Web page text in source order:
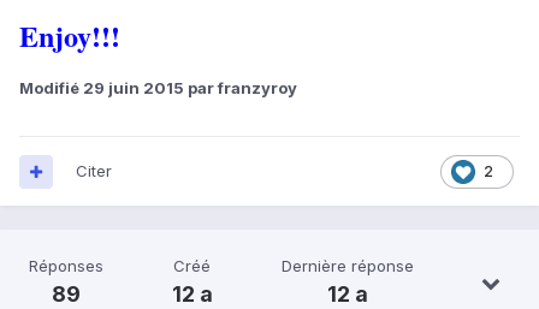
Enjoy!!!
Modifié 29 juin 2015 par franzyroy
2
Citer
Réponses
89
Créé
12 a
Dernière réponse
12 a